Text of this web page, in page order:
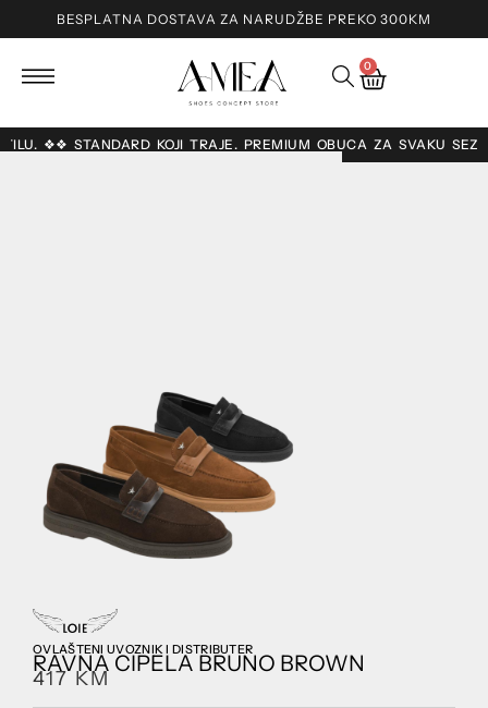
BESPLATNA DOSTAVA ZA NARUDŽBE PREKO 300KM
0
❖❖ STANDARD KOJI TRAJE. PREMIUM OBUĆA ZA SVAKU
OVLAŠTENI UVOZNIK I DISTRIBUTER
RAVNA CIPELA BRUNO BROWN
417 KM